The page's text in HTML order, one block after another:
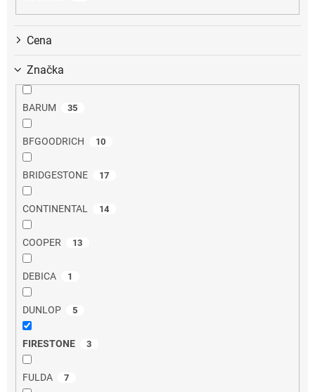
Cena
Značka
BARUM 35
BFGOODRICH 10
BRIDGESTONE 17
CONTINENTAL 14
COOPER 13
DEBICA 1
DUNLOP 5
FIRESTONE 3
FULDA 7